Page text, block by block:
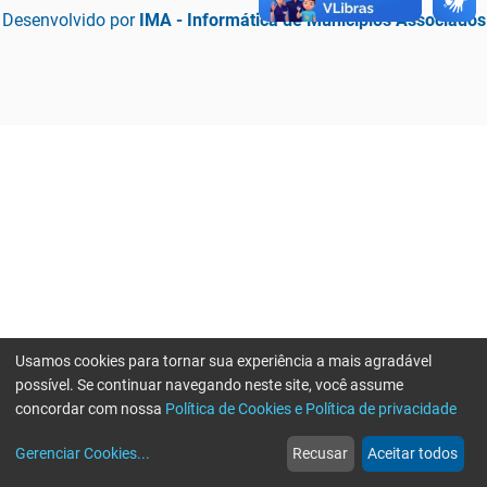
Desenvolvido por IMA - Informática de Municípios Associados
web
Notícias
more_horiz
Mais
Usamos cookies para tornar sua experiência a mais agradável
possível. Se continuar navegando neste site, você assume
concordar com nossa Política de Cookies e Política de privacidade
Gerenciar Cookies... Recusar Aceitar todos
Erro ao enviar informações, por favor tente novamente